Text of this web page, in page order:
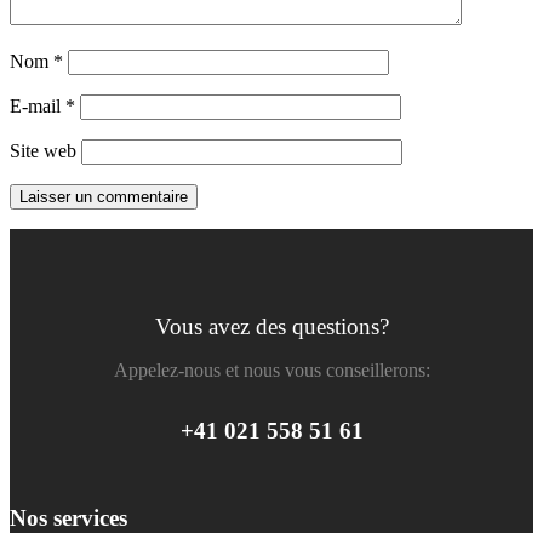
Nom *
E-mail *
Site web
Vous avez des questions?
Appelez-nous et nous vous conseillerons:
+41 021 558 51 61
Nos services